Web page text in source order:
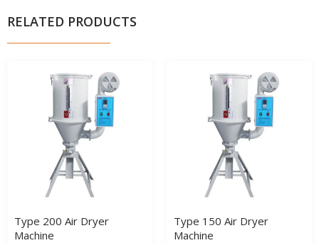
RELATED PRODUCTS
Type 200 Air Dryer
Machine
Type 150 Air Dryer
Machine